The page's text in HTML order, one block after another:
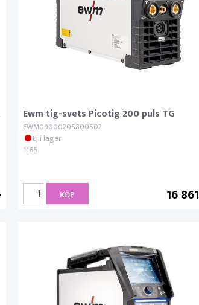
Ewm tig-svets Picotig 200 puls TG
EWM09000205800502
Ej i lager
1165
16 861
KÖP